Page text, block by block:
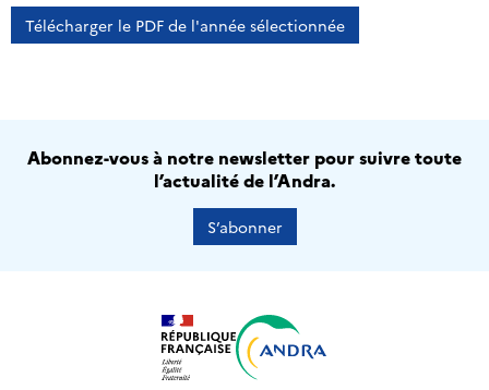
Télécharger le PDF de l'année sélectionnée
Abonnez-vous à notre newsletter pour suivre toute
l’actualité de l’Andra.
S’abonner